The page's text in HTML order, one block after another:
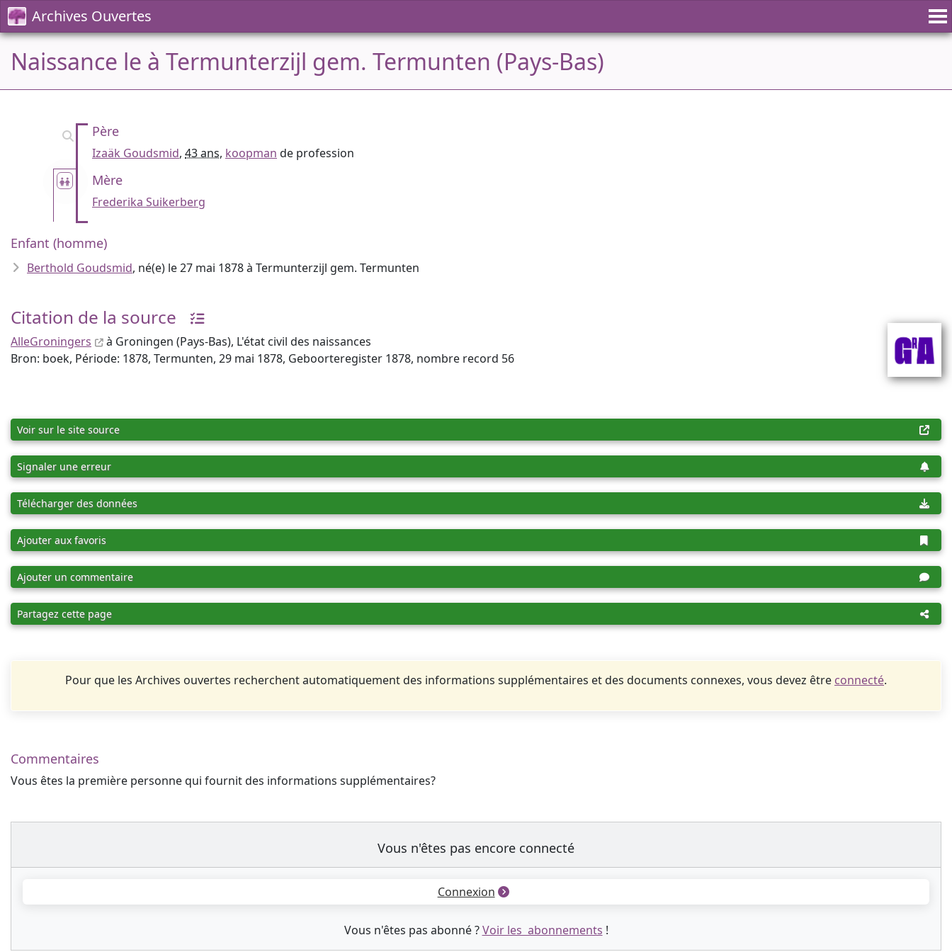
Archives Ouvertes
Naissance le à Termunterzijl gem. Termunten (Pays-Bas)
Père
Izaäk Goudsmid, 43 ans, koopman de profession
Mère
Frederika Suikerberg
Enfant (homme)
Berthold Goudsmid, né(e) le 27 mai 1878 à Termunterzijl gem. Termunten
Citation de la source
AlleGroningers
à Groningen (Pays-Bas), L'état civil des naissances
Bron: boek, Période: 1878, Termunten, 29 mai 1878, Geboorteregister 1878, nombre record 56
Voir sur le site source
Signaler une erreur
Télécharger des données
Ajouter aux favoris
Ajouter un commentaire
Partagez cette page
Pour que les Archives ouvertes recherchent automatiquement des informations supplémentaires et des documents connexes, vous devez être connecté.
Commentaires
Vous êtes la première personne qui fournit des informations supplémentaires?
Vous n'êtes pas encore connecté
Connexion
Vous n'êtes pas abonné ?Voir les abonnements !